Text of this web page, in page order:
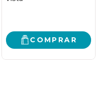
COMPRAR